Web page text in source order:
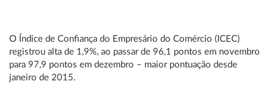
O Índice de Confiança do Empresário do Comércio (ICEC)
registrou alta de 1,9%, ao passar de 96,1 pontos em novembro
para 97,9 pontos em dezembro – maior pontuação desde
janeiro de 2015.